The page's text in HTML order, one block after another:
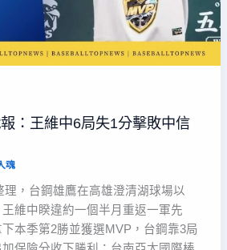
：王維中6局失1分擊敗中信
魂
理，台鋼雄鷹在高雄澄清湖球場以
維中睽違約一個半月重返一軍先
本季第2勝並獲選MVP，台鋼靠3局